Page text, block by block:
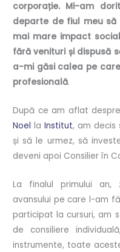
corporație. Mi-am
departe de fiul meu
mai mare impact
fără venituri și dispusă
a-mi găsi calea pe
profesională.
După ce am aflat despre
Noel la Institut, am decis
și să le urmez, să
deveni apoi Consilier în
La finalul primului an,
avansului pe care l-am
participat la cursuri, am
de consiliere
instrumente, toate